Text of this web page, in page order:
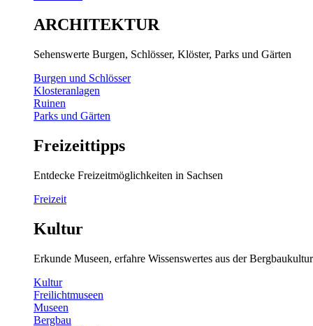
ARCHITEKTUR
Sehenswerte Burgen, Schlösser, Klöster, Parks und Gärten
Burgen und Schlösser
Klosteranlagen
Ruinen
Parks und Gärten
Freizeittipps
Entdecke Freizeitmöglichkeiten in Sachsen
Freizeit
Kultur
Erkunde Museen, erfahre Wissenswertes aus der
Kultur
Freilichtmuseen
Museen
Bergbau